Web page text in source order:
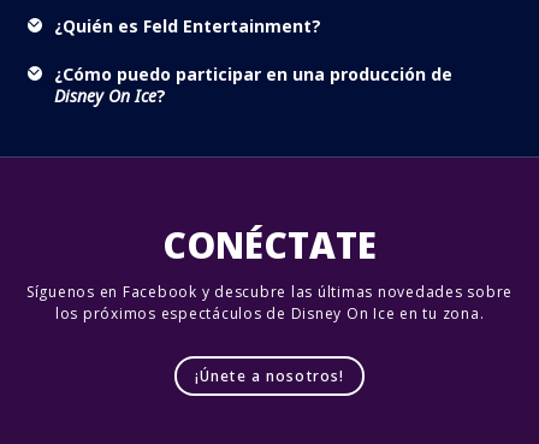
¿Quién es Feld Entertainment?
¿Cómo puedo participar en una producción de
Disney On Ice?
CONÉCTATE
Síguenos en Facebook y descubre las últimas novedades sobre
los próximos espectáculos de Disney On Ice en tu zona.
¡Únete a nosotros!